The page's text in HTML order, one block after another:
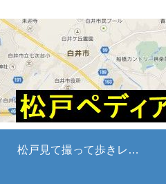
松戸見て撮って歩きレポート